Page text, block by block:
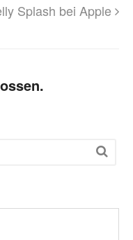
Splash bei Apple